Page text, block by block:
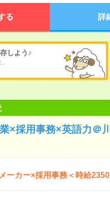
る 詳
しよう♪
×採用事務×英語力＠
ーカー×採用事務＜時給2350